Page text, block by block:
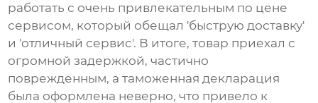
работать с очень привлекательным по цене
сервисом, который обещал 'быструю доставку'
и 'отличный сервис'. В итоге, товар приехал с
огромной задержкой, частично
поврежденным, а таможенная декларация
была оформлена неверно, что привело к